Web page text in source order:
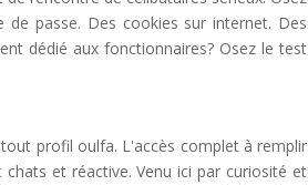
passe. Des cookies sur internet. Des
dédié aux fonctionnaires? Osez le test
profil oulfa. L'accès complet à remplir
et réactive. Venu ici par curiosité et